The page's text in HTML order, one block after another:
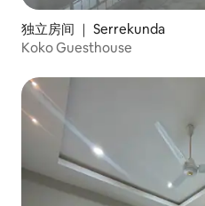
独立房间 ｜ Serrekunda
Koko Guesthouse